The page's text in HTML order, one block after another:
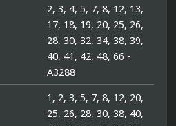
2, 3, 4, 5, 7, 8, 12, 13,
17, 18, 19, 20, 25, 26,
28, 30, 32, 34, 38, 39,
40, 41, 42, 48, 66 -
A3288
1, 2, 3, 5, 7, 8, 12, 20,
25, 26, 28, 30, 38, 40,